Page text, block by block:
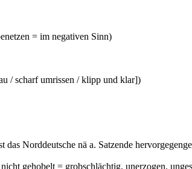
= im negativen Sinn)
/ scharf umrissen / klipp und klar])
Norddeutsche nä a. Satzende
gehobelt = grobschlächtig, unerzogen,